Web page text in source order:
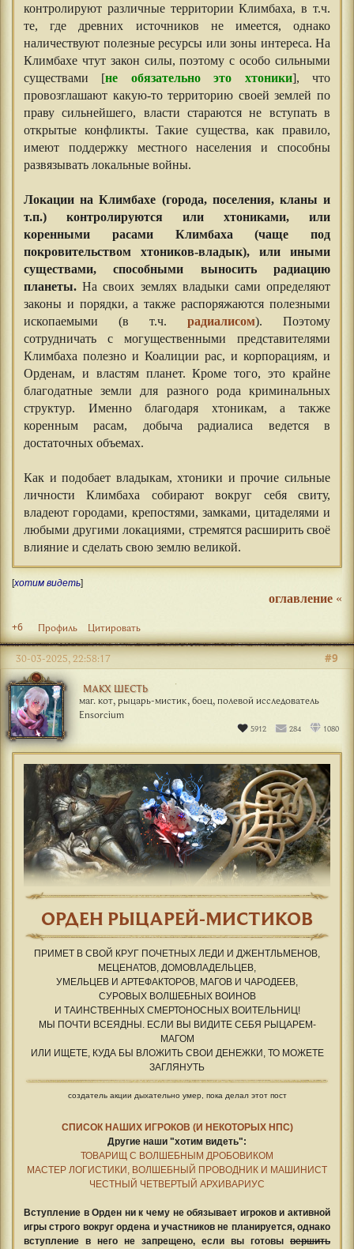
контролируют различные территории Климбаха, в т.ч.
те, где древних источников не имеется, однако
наличествуют полезные ресурсы или зоны интереса. На
Климбахе чтут закон силы, поэтому с особо сильными
существами [не обязательно это хтоники], что
провозглашают какую-то территорию своей землей по
праву сильнейшего, власти стараются не вступать в
открытые конфликты. Такие существа, как правило,
имеют поддержку местного населения и способны
развязывать локальные войны.
Локации на Климбахе (города, поселения, кланы и
т.п.) контролируются или хтониками, или
коренными расами Климбаха (чаще под
покровительством хтоников-владык), или иными
существами, способными выносить радиацию
планеты. На своих землях владыки сами определяют
законы и порядки, а также распоряжаются полезными
ископаемыми (в т.ч. радиалисом). Поэтому
сотрудничать с могущественными представителями
Климбаха полезно и Коалиции рас, и корпорациям, и
Орденам, и властям планет. Кроме того, это крайне
благодатные земли для разного рода криминальных
структур. Именно благодаря хтоникам, а также
коренным расам, добыча радиалиса ведется в
достаточных объемах.
Как и подобает владыкам, хтоники и прочие сильные
личности Климбаха собирают вокруг себя свиту,
владеют городами, крепостями, замками, цитаделями и
любыми другими локациями, стремятся расширить своё
влияние и сделать свою землю великой.
[хотим видеть]
оглавление «
+6 Профиль Цитировать
МАКХ ШЕСТЬ
маг. кот, рыцарь-мистик, боец, полевой исследователь
Ensorcium
5912 284 1080
#9
30-03-2025, 22:58:17
ОРДЕН РЫЦАРЕЙ-МИСТИКОВ
ПРИМЕТ В СВОЙ КРУГ ПОЧЕТНЫХ ЛЕДИ И ДЖЕНТЛЬМЕНОВ,
МЕЦЕНАТОВ, ДОМОВЛАДЕЛЬЦЕВ,
УМЕЛЬЦЕВ И АРТЕФАКТОРОВ, МАГОВ И ЧАРОДЕЕВ,
СУРОВЫХ ВОЛШЕБНЫХ ВОИНОВ
И ТАИНСТВЕННЫХ СМЕРТОНОСНЫХ ВОИТЕЛЬНИЦ!
МЫ ПОЧТИ ВСЕЯДНЫ. ЕСЛИ ВЫ ВИДИТЕ СЕБЯ РЫЦАРЕМ-
МАГОМ
ИЛИ ИЩЕТЕ, КУДА БЫ ВЛОЖИТЬ СВОИ ДЕНЕЖКИ, ТО МОЖЕТЕ
ЗАГЛЯНУТЬ
создатель акции дыхательно умер, пока делал этот пост
СПИСОК НАШИХ ИГРОКОВ (И НЕКОТОРЫХ НПС)
Другие наши "хотим видеть":
ТОВАРИЩ С ВОЛШЕБНЫМ ДРОБОВИКОМ
МАСТЕР ЛОГИСТИКИ, ВОЛШЕБНЫЙ ПРОВОДНИК И МАШИНИСТ
ЧЕСТНЫЙ ЧЕТВЕРТЫЙ АРХИВАРИУС
Вступление в Орден ни к чему не обязывает игроков и активной
игры строго вокруг ордена и участников не планируется, однако
вступление в него не запрещено, если вы готовы вершить